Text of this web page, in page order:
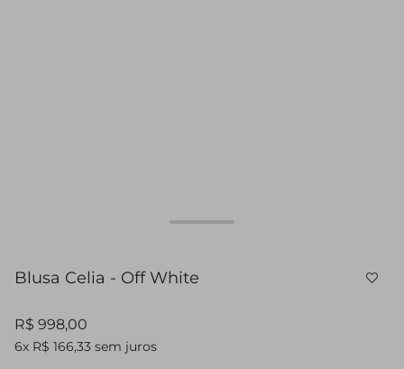
Blusa Celia - Off White
R$ 998,00
6x R$ 166,33 sem juros